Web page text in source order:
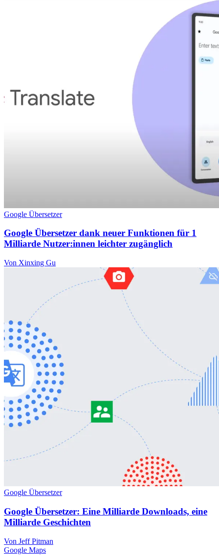
Google Übersetzer
Google Übersetzer dank neuer Funktionen für 1
Milliarde Nutzer:innen leichter zugänglich
Von Xinxing Gu
Google Übersetzer
Google Übersetzer: Eine Milliarde Downloads, eine
Milliarde Geschichten
Von Jeff Pitman
Google Maps